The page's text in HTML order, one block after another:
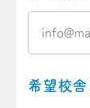
希望校舎